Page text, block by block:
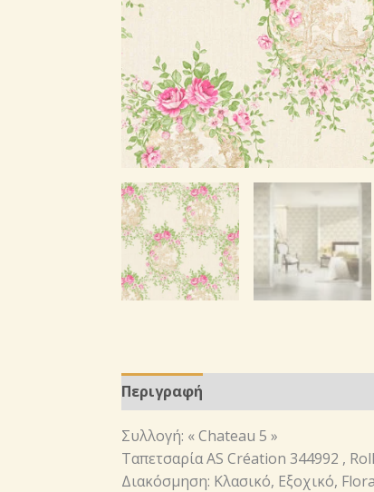
Περιγραφή
Συλλογή: « Chateau 5 »
Ταπετσαρία AS Création 344992 ,
Διακόσμηση: Κλασικό, Εξοχικό,